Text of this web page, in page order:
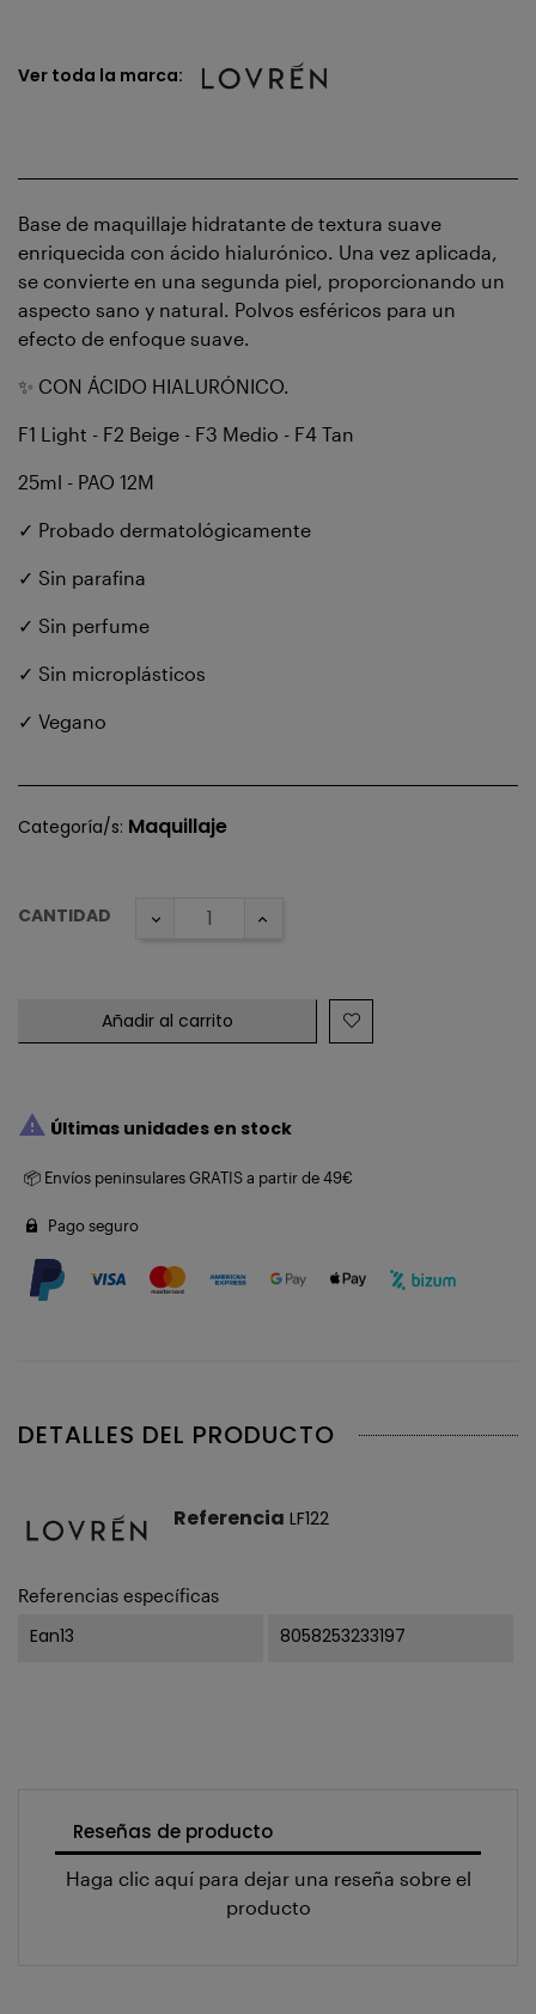
Ver toda la marca:
Base de maquillaje hidratante de textura suave
enriquecida con ácido hialurónico. Una vez aplicada,
se convierte en una segunda piel, proporcionando un
aspecto sano y natural. Polvos esféricos para un
efecto de enfoque suave.
✨ CON ÁCIDO HIALURÓNICO.
F1 Light - F2 Beige - F3 Medio - F4 Tan
25ml - PAO 12M
✓ Probado dermatológicamente
✓ Sin parafina
✓ Sin perfume
✓ Sin microplásticos
✓ Vegano
Categoría/s: Maquillaje
CANTIDAD
Añadir al carrito
 Últimas unidades en stock
📦 Envíos peninsulares GRATIS a partir de 49€
Pago seguro
DETALLES DEL PRODUCTO
Referencia LF122
Referencias específicas
Ean13 8058253233197
Reseñas de producto
Haga clic aquí para dejar una reseña sobre el
producto